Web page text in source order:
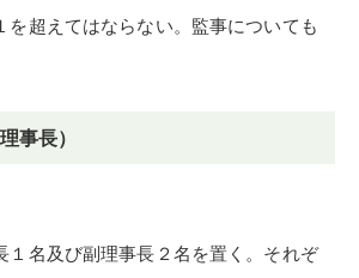
を超えてはならない。監事についても
事長）
１名及び副理事長２名を置く。それぞ